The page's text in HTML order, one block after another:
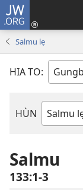
JW.ORG
Salmu lẹ
HIA TO:
HÙN
Bible
Salmu
133:1-3